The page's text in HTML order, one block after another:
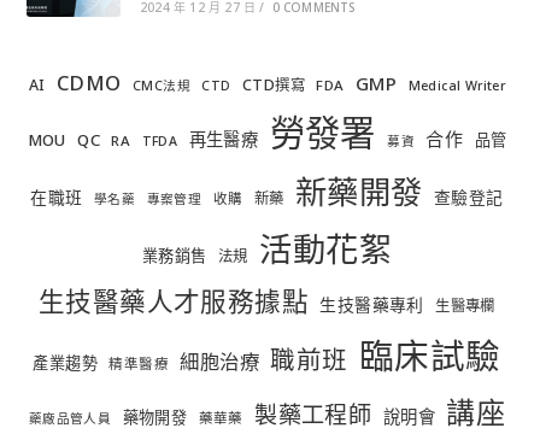
2024 年 12 月 27 日 / 0 COMMENTS
AI CDMO CMC法規 CTD CTD撰寫 FDA GMP Medical Writer
MOU QC RA TFDA 再生醫療 勞發署 募資 合作 品管
在職班 學名藥 專案管理 收購 新藥 新藥開發 查驗登記
業務銷售 法規 活動花絮
生技醫藥人才服務據點 生技醫藥專利 生醫專欄
產業趨勢 精準醫療 細胞治療 職前班 臨床試驗
藥廠品管人員 藥物開發 藥華藥 製藥工程師 說明會 講座